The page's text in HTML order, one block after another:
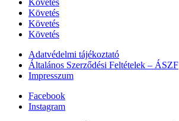
Követés
Követés
Követés
Követés
Adatvédelmi tájékoztató
Általános Szerződési Feltételek – ÁSZF
Impresszum
Facebook
Instagram